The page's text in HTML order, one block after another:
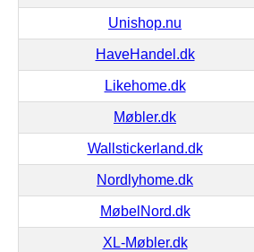
Unishop.nu
HaveHandel.dk
Likehome.dk
Møbler.dk
Wallstickerland.dk
Nordlyhome.dk
MøbelNord.dk
XL-Møbler.dk